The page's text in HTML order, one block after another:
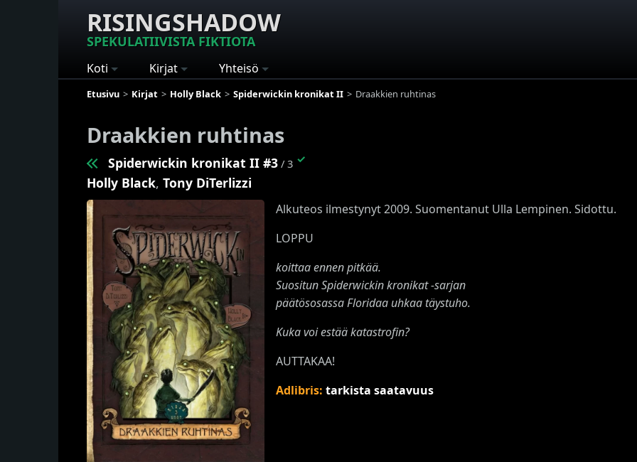
RISINGSHADOW
SPEKULATIIVISTA FIKTIOTA
Koti Kirjat Yhteisö
Etusivu Kirjat Holly Black Spiderwickin kronikat II Draakkien ruhtinas
Draakkien ruhtinas
Spiderwickin kronikat II #3 / 3 ✓
Holly Black, Tony DiTerlizzi
Alkuteos ilmestynyt 2009. Suomentanut Ulla Lempinen. Sidottu.
LOPPU
koittaa ennen pitkää.
Suositun Spiderwickin kronikat -sarjan
päätösosassa Floridaa uhkaa täystuho.
Kuka voi estää katastrofin?
AUTTAKAA!
Adlibris: tarkista saatavuus